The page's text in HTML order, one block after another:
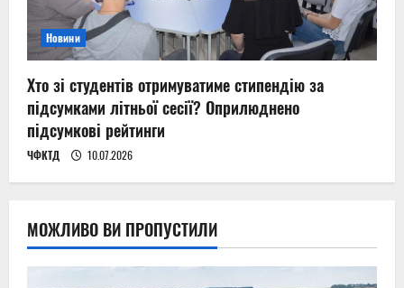
Новини
Хто зі студентів отримуватиме стипендію за
підсумками літньої сесії? Оприлюднено
підсумкові рейтинги
ЧФКТД 10.07.2026
МОЖЛИВО ВИ ПРОПУСТИЛИ